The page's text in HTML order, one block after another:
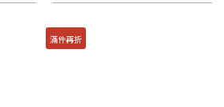
滿件再折